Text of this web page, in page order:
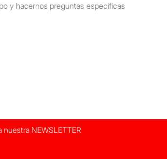
y hacernos preguntas específicas
nuestra NEWSLETTER